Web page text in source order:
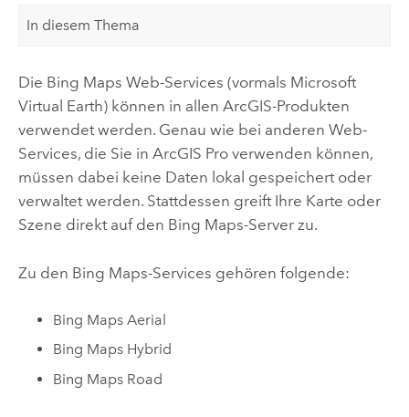
In diesem Thema
Die Bing Maps Web-Services (vormals Microsoft
Virtual Earth) können in allen ArcGIS-Produkten
verwendet werden. Genau wie bei anderen Web-
Services, die Sie in ArcGIS Proverwenden können,
müssen dabei keine Daten lokal gespeichert oder
verwaltet werden. Stattdessen greift Ihre Karte oder
Szene direkt auf den Bing Maps-Server zu.
Zu den Bing Maps-Services gehören folgende:
Bing Maps Aerial
Bing Maps Hybrid
Bing Maps Road